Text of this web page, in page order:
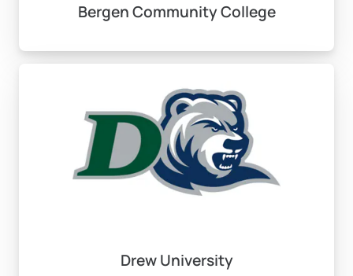
Bergen Community College
Drew University